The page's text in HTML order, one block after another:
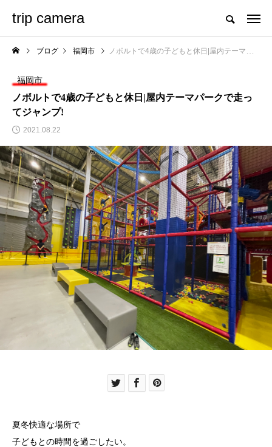
trip camera
ブログ 福岡市 ノボルトで4歳の子どもと休日|屋内テーマパークで走ってジャンプ!
福岡市
ノボルトで4歳の子どもと休日|屋内テーマパークで走っ
てジャンプ!
2021.08.22
夏冬快適な場所で
子どもとの時間を過ごしたい。